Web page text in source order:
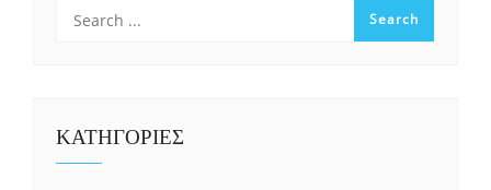
ΚΑΤΗΓΟΡΙΕΣ